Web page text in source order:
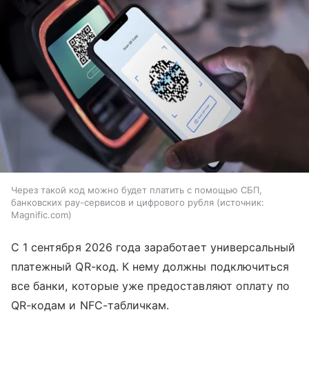
Через такой код можно будет платить с помощью СБП,
банковских pay-сервисов и цифрового рубля
источник:
Magnific.com
С 1 сентября 2026 года заработает универсальный
платежный QR-код. К нему должны подключиться
все банки, которые уже предоставляют оплату по
QR-кодам и NFC-табличкам.